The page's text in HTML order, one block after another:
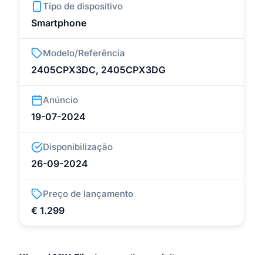
Tipo de dispositivo
Smartphone
Modelo/Referência
2405CPX3DC, 2405CPX3DG
Anúncio
19-07-2024
Disponibilização
26-09-2024
Preço de lançamento
€ 1.299